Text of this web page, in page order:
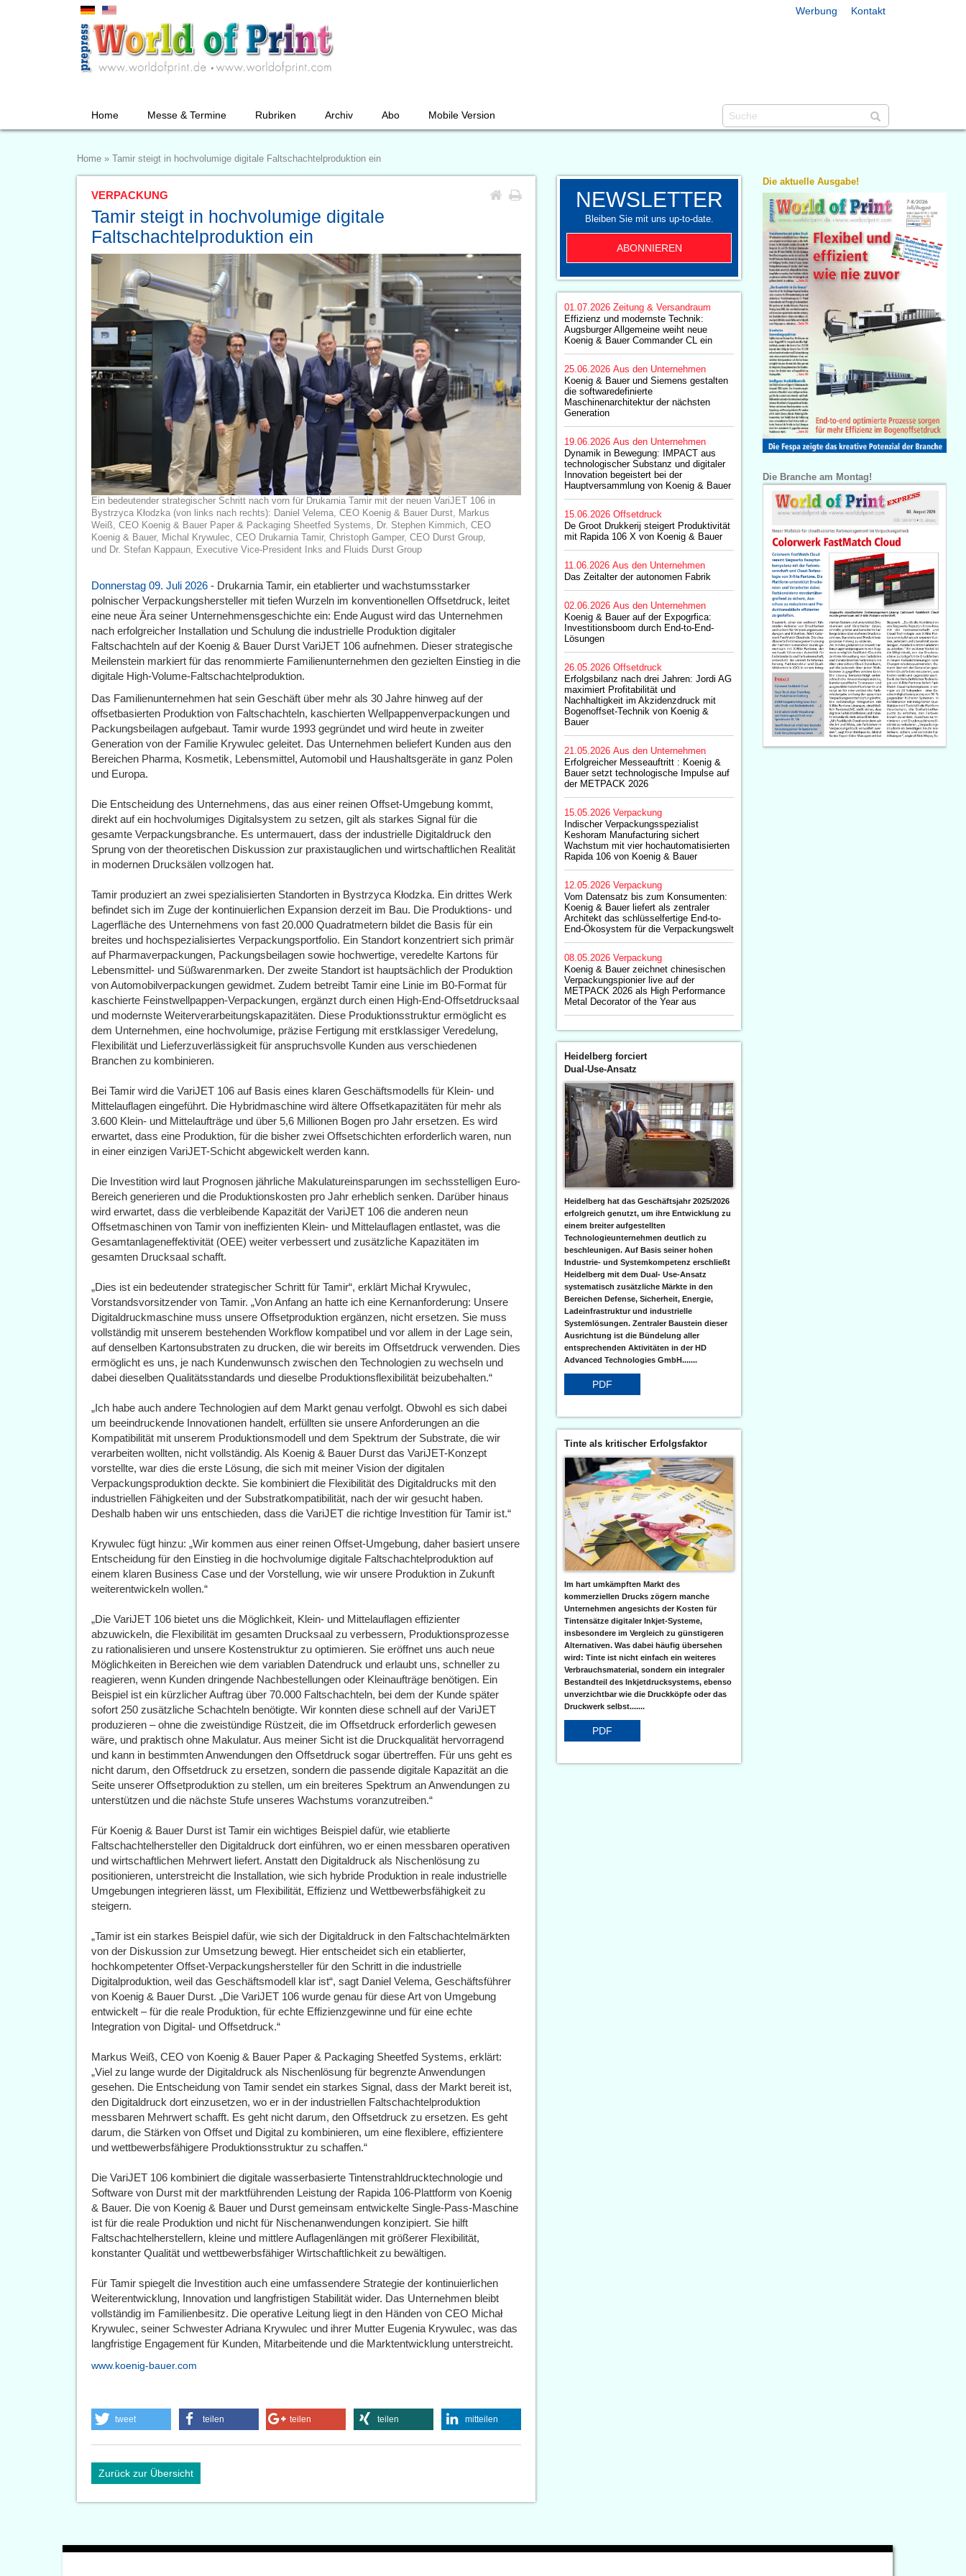
Werbung Kontakt
Home Messe & Termine Rubriken Archiv Abo Mobile Version
Home » Tamir steigt in hochvolumige digitale Faltschachtelproduktion ein
VERPACKUNG
Tamir steigt in hochvolumige digitale
Faltschachtelproduktion ein
Ein bedeutender strategischer Schritt nach vorn für Drukarnia Tamir mit der neuen VariJET 106 in
Bystrzyca Kłodzka (von links nach rechts): Daniel Velema, CEO Koenig & Bauer Durst, Markus
Weiß, CEO Koenig & Bauer Paper & Packaging Sheetfed Systems, Dr. Stephen Kimmich, CEO
Koenig & Bauer, Michal Krywulec, CEO Drukarnia Tamir, Christoph Gamper, CEO Durst Group,
und Dr. Stefan Kappaun, Executive Vice-President Inks and Fluids Durst Group
Donnerstag 09. Juli 2026 - Drukarnia Tamir, ein etablierter und wachstumsstarker
polnischer Verpackungshersteller mit tiefen Wurzeln im konventionellen Offsetdruck, leitet
eine neue Ära seiner Unternehmensgeschichte ein: Ende August wird das Unternehmen
nach erfolgreicher Installation und Schulung die industrielle Produktion digitaler
Faltschachteln auf der Koenig & Bauer Durst VariJET 106 aufnehmen. Dieser strategische
Meilenstein markiert für das renommierte Familienunternehmen den gezielten Einstieg in die
digitale High-Volume-Faltschachtelproduktion.
Das Familienunternehmen hat sein Geschäft über mehr als 30 Jahre hinweg auf der
offsetbasierten Produktion von Faltschachteln, kaschierten Wellpappenverpackungen und
Packungsbeilagen aufgebaut. Tamir wurde 1993 gegründet und wird heute in zweiter
Generation von der Familie Krywulec geleitet. Das Unternehmen beliefert Kunden aus den
Bereichen Pharma, Kosmetik, Lebensmittel, Automobil und Haushaltsgeräte in ganz Polen
und Europa.
Die Entscheidung des Unternehmens, das aus einer reinen Offset-Umgebung kommt,
direkt auf ein hochvolumiges Digitalsystem zu setzen, gilt als starkes Signal für die
gesamte Verpackungsbranche. Es untermauert, dass der industrielle Digitaldruck den
Sprung von der theoretischen Diskussion zur praxistauglichen und wirtschaftlichen Realität
in modernen Drucksälen vollzogen hat.
Tamir produziert an zwei spezialisierten Standorten in Bystrzyca Kłodzka. Ein drittes Werk
befindet sich im Zuge der kontinuierlichen Expansion derzeit im Bau. Die Produktions- und
Lagerfläche des Unternehmens von fast 20.000 Quadratmetern bildet die Basis für ein
breites und hochspezialisiertes Verpackungsportfolio. Ein Standort konzentriert sich primär
auf Pharmaverpackungen, Packungsbeilagen sowie hochwertige, veredelte Kartons für
Lebensmittel- und Süßwarenmarken. Der zweite Standort ist hauptsächlich der Produktion
von Automobilverpackungen gewidmet. Zudem betreibt Tamir eine Linie im B0-Format für
kaschierte Feinstwellpappen-Verpackungen, ergänzt durch einen High-End-Offsetdrucksaal
und modernste Weiterverarbeitungskapazitäten. Diese Produktionsstruktur ermöglicht es
dem Unternehmen, eine hochvolumige, präzise Fertigung mit erstklassiger Veredelung,
Flexibilität und Lieferzuverlässigkeit für anspruchsvolle Kunden aus verschiedenen
Branchen zu kombinieren.
Bei Tamir wird die VariJET 106 auf Basis eines klaren Geschäftsmodells für Klein- und
Mittelauflagen eingeführt. Die Hybridmaschine wird ältere Offsetkapazitäten für mehr als
3.600 Klein- und Mittelaufträge und über 5,6 Millionen Bogen pro Jahr ersetzen. Es wird
erwartet, dass eine Produktion, für die bisher zwei Offsetschichten erforderlich waren, nun
in einer einzigen VariJET-Schicht abgewickelt werden kann.
Die Investition wird laut Prognosen jährliche Makulatureinsparungen im sechsstelligen Euro-
Bereich generieren und die Produktionskosten pro Jahr erheblich senken. Darüber hinaus
wird erwartet, dass die verbleibende Kapazität der VariJET 106 die anderen neun
Offsetmaschinen von Tamir von ineffizienten Klein- und Mittelauflagen entlastet, was die
Gesamtanlageneffektivität (OEE) weiter verbessert und zusätzliche Kapazitäten im
gesamten Drucksaal schafft.
„Dies ist ein bedeutender strategischer Schritt für Tamir“, erklärt Michał Krywulec,
Vorstandsvorsitzender von Tamir. „Von Anfang an hatte ich eine Kernanforderung: Unsere
Digitaldruckmaschine muss unsere Offsetproduktion ergänzen, nicht ersetzen. Sie muss
vollständig mit unserem bestehenden Workflow kompatibel und vor allem in der Lage sein,
auf denselben Kartonsubstraten zu drucken, die wir bereits im Offsetdruck verwenden. Dies
ermöglicht es uns, je nach Kundenwunsch zwischen den Technologien zu wechseln und
dabei dieselben Qualitätsstandards und dieselbe Produktionsflexibilität beizubehalten.“
„Ich habe auch andere Technologien auf dem Markt genau verfolgt. Obwohl es sich dabei
um beeindruckende Innovationen handelt, erfüllten sie unsere Anforderungen an die
Kompatibilität mit unserem Produktionsmodell und dem Spektrum der Substrate, die wir
verarbeiten wollten, nicht vollständig. Als Koenig & Bauer Durst das VariJET-Konzept
vorstellte, war dies die erste Lösung, die sich mit meiner Vision der digitalen
Verpackungsproduktion deckte. Sie kombiniert die Flexibilität des Digitaldrucks mit den
industriellen Fähigkeiten und der Substratkompatibilität, nach der wir gesucht haben.
Deshalb haben wir uns entschieden, dass die VariJET die richtige Investition für Tamir ist.“
Krywulec fügt hinzu: „Wir kommen aus einer reinen Offset-Umgebung, daher basiert unsere
Entscheidung für den Einstieg in die hochvolumige digitale Faltschachtelproduktion auf
einem klaren Business Case und der Vorstellung, wie wir unsere Produktion in Zukunft
weiterentwickeln wollen.“
„Die VariJET 106 bietet uns die Möglichkeit, Klein- und Mittelauflagen effizienter
abzuwickeln, die Flexibilität im gesamten Drucksaal zu verbessern, Produktionsprozesse
zu rationalisieren und unsere Kostenstruktur zu optimieren. Sie eröffnet uns auch neue
Möglichkeiten in Bereichen wie dem variablen Datendruck und erlaubt uns, schneller zu
reagieren, wenn Kunden dringende Nachbestellungen oder Kleinaufträge benötigen. Ein
Beispiel ist ein kürzlicher Auftrag über 70.000 Faltschachteln, bei dem der Kunde später
sofort 250 zusätzliche Schachteln benötigte. Wir konnten diese schnell auf der VariJET
produzieren – ohne die zweistündige Rüstzeit, die im Offsetdruck erforderlich gewesen
wäre, und praktisch ohne Makulatur. Aus meiner Sicht ist die Druckqualität hervorragend
und kann in bestimmten Anwendungen den Offsetdruck sogar übertreffen. Für uns geht es
nicht darum, den Offsetdruck zu ersetzen, sondern die passende digitale Kapazität an die
Seite unserer Offsetproduktion zu stellen, um ein breiteres Spektrum an Anwendungen zu
unterstützen und die nächste Stufe unseres Wachstums voranzutreiben.“
Für Koenig & Bauer Durst ist Tamir ein wichtiges Beispiel dafür, wie etablierte
Faltschachtelhersteller den Digitaldruck dort einführen, wo er einen messbaren operativen
und wirtschaftlichen Mehrwert liefert. Anstatt den Digitaldruck als Nischenlösung zu
positionieren, unterstreicht die Installation, wie sich hybride Produktion in reale industrielle
Umgebungen integrieren lässt, um Flexibilität, Effizienz und Wettbewerbsfähigkeit zu
steigern.
„Tamir ist ein starkes Beispiel dafür, wie sich der Digitaldruck in den Faltschachtelmärkten
von der Diskussion zur Umsetzung bewegt. Hier entscheidet sich ein etablierter,
hochkompetenter Offset-Verpackungshersteller für den Schritt in die industrielle
Digitalproduktion, weil das Geschäftsmodell klar ist“, sagt Daniel Velema, Geschäftsführer
von Koenig & Bauer Durst. „Die VariJET 106 wurde genau für diese Art von Umgebung
entwickelt – für die reale Produktion, für echte Effizienzgewinne und für eine echte
Integration von Digital- und Offsetdruck.“
Markus Weiß, CEO von Koenig & Bauer Paper & Packaging Sheetfed Systems, erklärt:
„Viel zu lange wurde der Digitaldruck als Nischenlösung für begrenzte Anwendungen
gesehen. Die Entscheidung von Tamir sendet ein starkes Signal, dass der Markt bereit ist,
den Digitaldruck dort einzusetzen, wo er in der industriellen Faltschachtelproduktion
messbaren Mehrwert schafft. Es geht nicht darum, den Offsetdruck zu ersetzen. Es geht
darum, die Stärken von Offset und Digital zu kombinieren, um eine flexiblere, effizientere
und wettbewerbsfähigere Produktionsstruktur zu schaffen.“
Die VariJET 106 kombiniert die digitale wasserbasierte Tintenstrahldrucktechnologie und
Software von Durst mit der marktführenden Leistung der Rapida 106-Plattform von Koenig
& Bauer. Die von Koenig & Bauer und Durst gemeinsam entwickelte Single-Pass-Maschine
ist für die reale Produktion und nicht für Nischenanwendungen konzipiert. Sie hilft
Faltschachtelherstellern, kleine und mittlere Auflagenlängen mit größerer Flexibilität,
konstanter Qualität und wettbewerbsfähiger Wirtschaftlichkeit zu bewältigen.
Für Tamir spiegelt die Investition auch eine umfassendere Strategie der kontinuierlichen
Weiterentwicklung, Innovation und langfristigen Stabilität wider. Das Unternehmen bleibt
vollständig im Familienbesitz. Die operative Leitung liegt in den Händen von CEO Michał
Krywulec, seiner Schwester Adriana Krywulec und ihrer Mutter Eugenia Krywulec, was das
langfristige Engagement für Kunden, Mitarbeitende und die Marktentwicklung unterstreicht.
www.koenig-bauer.com
tweet teilen teilen teilen mitteilen
Zurück zur Übersicht
NEWSLETTER
Bleiben Sie mit uns up-to-date.
ABONNIEREN
01.07.2026 Zeitung & Versandraum
Effizienz und modernste Technik:
Augsburger Allgemeine weiht neue
Koenig & Bauer Commander CL ein
25.06.2026 Aus den Unternehmen
Koenig & Bauer und Siemens gestalten
die softwaredefinierte
Maschinenarchitektur der nächsten
Generation
19.06.2026 Aus den Unternehmen
Dynamik in Bewegung: IMPACT aus
technologischer Substanz und digitaler
Innovation begeistert bei der
Hauptversammlung von Koenig & Bauer
15.06.2026 Offsetdruck
De Groot Drukkerij steigert Produktivität
mit Rapida 106 X von Koenig & Bauer
11.06.2026 Aus den Unternehmen
Das Zeitalter der autonomen Fabrik
02.06.2026 Aus den Unternehmen
Koenig & Bauer auf der Expogrfica:
Investitionsboom durch End-to-End-
Lösungen
26.05.2026 Offsetdruck
Erfolgsbilanz nach drei Jahren: Jordi AG
maximiert Profitabilität und
Nachhaltigkeit im Akzidenzdruck mit
Bogenoffset-Technik von Koenig &
Bauer
21.05.2026 Aus den Unternehmen
Erfolgreicher Messeauftritt : Koenig &
Bauer setzt technologische Impulse auf
der METPACK 2026
15.05.2026 Verpackung
Indischer Verpackungsspezialist
Keshoram Manufacturing sichert
Wachstum mit vier hochautomatisierten
Rapida 106 von Koenig & Bauer
12.05.2026 Verpackung
Vom Datensatz bis zum Konsumenten:
Koenig & Bauer liefert als zentraler
Architekt das schlüsselfertige End-to-
End-Ökosystem für die Verpackungswelt
08.05.2026 Verpackung
Koenig & Bauer zeichnet chinesischen
Verpackungspionier live auf der
METPACK 2026 als High Performance
Metal Decorator of the Year aus
Heidelberg forciert
Dual-Use-Ansatz
Heidelberg hat das Geschäftsjahr 2025/2026
erfolgreich genutzt, um ihre Entwicklung zu
einem breiter aufgestellten
Technologieunternehmen deutlich zu
beschleunigen. Auf Basis seiner hohen
Industrie- und Systemkompetenz erschließt
Heidelberg mit dem Dual- Use-Ansatz
systematisch zusätzliche Märkte in den
Bereichen Defense, Sicherheit, Energie,
Ladeinfrastruktur und industrielle
Systemlösungen. Zentraler Baustein dieser
Ausrichtung ist die Bündelung aller
entsprechenden Aktivitäten in der HD
Advanced Technologies GmbH.......
PDF
Tinte als kritischer Erfolgsfaktor
Im hart umkämpften Markt des
kommerziellen Drucks zögern manche
Unternehmen angesichts der Kosten für
Tintensätze digitaler Inkjet-Systeme,
insbesondere im Vergleich zu günstigeren
Alternativen. Was dabei häufig übersehen
wird: Tinte ist nicht einfach ein weiteres
Verbrauchsmaterial, sondern ein integraler
Bestandteil des Inkjetdrucksystems, ebenso
unverzichtbar wie die Druckköpfe oder das
Druckwerk selbst.......
PDF
Die aktuelle Ausgabe!
Die Branche am Montag!